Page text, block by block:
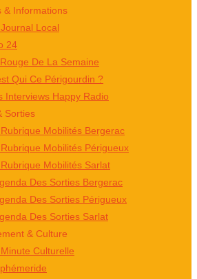
& Informations
Local
24
De La Semaine
Qui Ce Périgourdin ?
Interviews Happy Radio
Sorties
Mobilités Bergerac
Mobilités Périgueux
Mobilités Sarlat
Des Sorties Bergerac
Des Sorties Périgueux
Des Sorties Sarlat
& Culture
Culturelle